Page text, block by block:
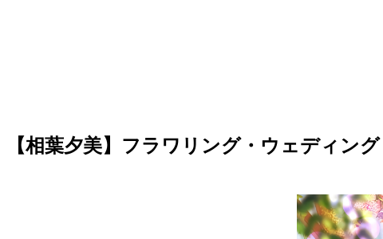
【相葉夕美】フラワリング・ウェディング